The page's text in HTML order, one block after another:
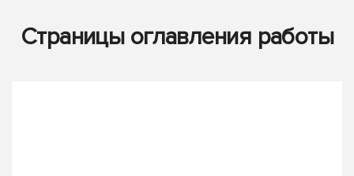
Страницы оглавления работы